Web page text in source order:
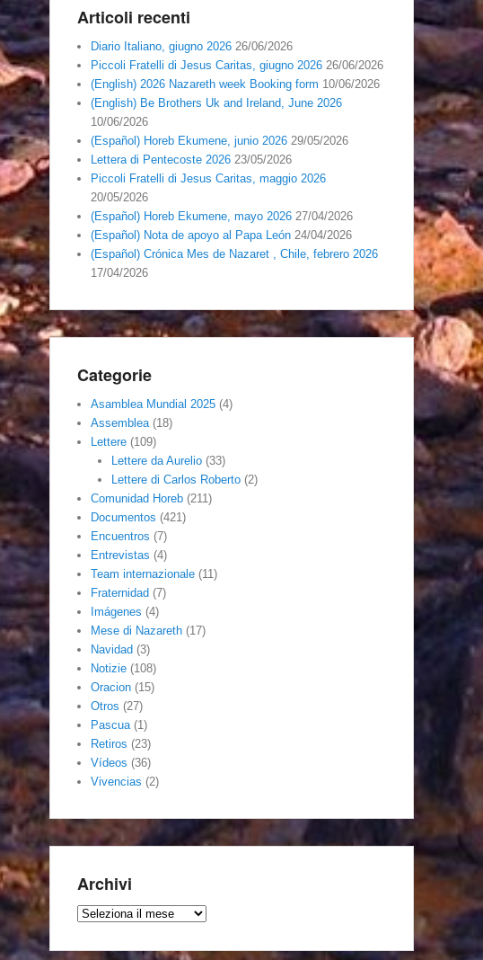
Articoli recenti
Diario Italiano, giugno 2026 26/06/2026
Piccoli Fratelli di Jesus Caritas, giugno 2026 26/06/2026
(English) 2026 Nazareth week Booking form 10/06/2026
(English) Be Brothers Uk and Ireland, June 2026
10/06/2026
(Español) Horeb Ekumene, junio 2026 29/05/2026
Lettera di Pentecoste 2026 23/05/2026
Piccoli Fratelli di Jesus Caritas, maggio 2026
20/05/2026
(Español) Horeb Ekumene, mayo 2026 27/04/2026
(Español) Nota de apoyo al Papa León 24/04/2026
(Español) Crónica Mes de Nazaret , Chile, febrero 2026
17/04/2026
Categorie
Asamblea Mundial 2025 (4)
Assemblea(18)
Lettere (109)
Lettere da Aurelio(33)
Lettere di Carlos Roberto(2)
Comunidad Horeb (211)
Documentos (421)
Encuentros (7)
Entrevistas (4)
Team internazionale (11)
Fraternidad (7)
Imágenes (4)
Mese di Nazareth (17)
Navidad (3)
Notizie (108)
Oracion (15)
Otros (27)
Pascua(1)
Retiros (23)
Vídeos (36)
Vivencias (2)
Archivi
Archivi